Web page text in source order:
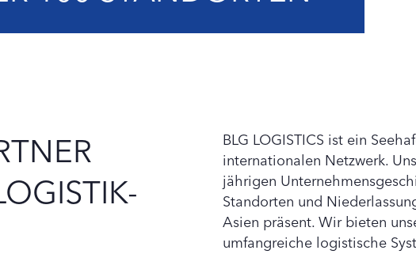
BLG LOGISTICS ist ein
internationalen Netzwerk.
jährigen
Standorten und
Asien präsent. Wir bieten
umfangreiche logistische